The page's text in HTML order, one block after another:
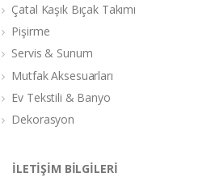
Çatal Kaşık Bıçak Takımı
Pişirme
Servis & Sunum
Mutfak Aksesuarları
Ev Tekstili & Banyo
Dekorasyon
İLETİŞİM BİLGİLERİ